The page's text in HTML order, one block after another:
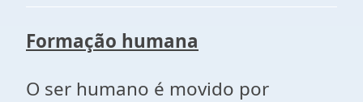
Formação humana
O ser humano é movido por